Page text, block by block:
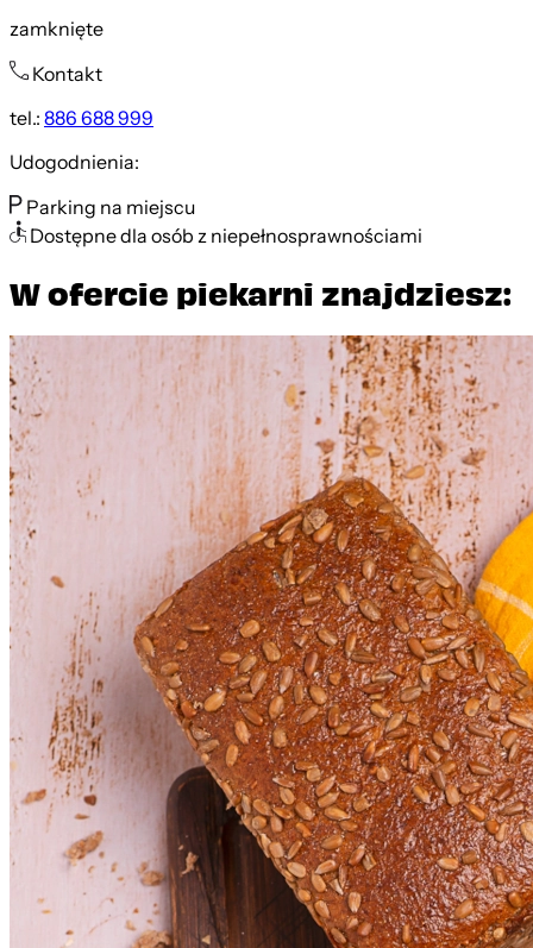
zamknięte
Kontakt
tel.:886 688 999
Udogodnienia:
Parking na miejscu
Dostępne dla osób z niepełnosprawnościami
W ofercie piekarni znajdziesz: